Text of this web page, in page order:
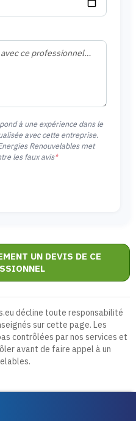
à une expérience dans le
avec cette entreprise.
Renouvelables met
les faux avis*
UN DEVIS DE CE
décline toute responsabilité
sur cette page. Les
contrôlées par nos services et
avant de faire appel à un